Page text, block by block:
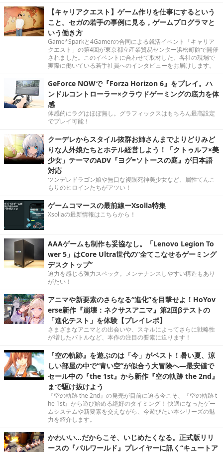
【キャリアクエスト】ゲーム作りを仕事にするという
こと。セガの若手の事例に見る，ゲームプログラマと
いう働き方
Game*Sparkと4Gamerの合同による就活イベント「キャリア
クエスト」の第4回が東京都立産業貿易センター浜松町館で開催
されました。このイベントに合わせて取材した、各社の現場で
実際に働いている若手社員へのインタビューをお届けします。
GeForce NOWで『Forza Horizon 6』をプレイ。ハ
ンドルコントローラー×クラウドゲーミングの底力を体
感
体感的にラグはほぼ無し。グラフィックスはもちろん最高設定
でプレイ可能！
クーデレからスタイル抜群お姉さんまでよりどりみど
りな人外娘たちとホテル経営しよう！「クトゥルフ×美
少女」テーマのADV『ヨグ=ソトースの庭』が日本語
対応
ツンデレドラゴン娘や無口な複眼死神美少女など、属性てんこ
もりのヒロインたちがアツい！
ゲームコマースの最前線ーXsolla特集
Xsollaの最新情報はこちらから！
AAAゲームも制作も妥協なし。「Lenovo Legion To
wer 5」はCore Ultra世代の“全てこなせるゲーミング
デスクトップ”
迫力を感じる強力スペック。メンテナンスしやすい構造もあり
がたい！
アニマや新要素のさらなる“進化”を目撃せよ！HoYov
erse新作『崩壊：ネクサスアニマ』第2回βテストの
「進化テスト」を体験【プレイレポ】
さまざまなアニマとの出会いや、スキルによってさらに戦略性
が増したバトルなど、本作の注目の要素に迫ります！
『空の軌跡』を遊ぶのは「今」がベスト！暑い夏、涼
しい部屋の中で“青い空”が似合う大冒険へ―最安値で
セール中の『the 1st』から新作『空の軌跡 the 2nd』
まで駆け抜けよう
『空の軌跡 the 2nd』の発売が目前に迫る今こそ、『空の軌跡 t
he 1st』から遊び始める絶好のタイミング！ 快適になったゲー
ムシステムや新要素を交えながら、今遊びたい本シリーズの魅
力を紹介します。
かわいい…だからこそ、いじめたくなる。正式版リリ
ースの『パルワールド』プレイヤーに訊く“キュートア